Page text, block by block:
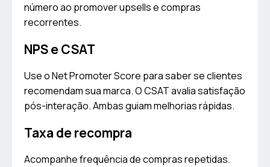
número ao promover upsells e compras
recorrentes.
NPS e CSAT
Use o Net Promoter Score para saber se clientes
recomendam sua marca. O CSAT avalia satisfação
pós-interação. Ambas guiam melhorias rápidas.
Taxa de recompra
Acompanhe frequência de compras repetidas.